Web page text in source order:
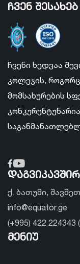
ჩვენ შესახებ
ჩვენი ხედვაა
კოლეჯის,
მომსახურების
ქ. ბათუმი,
info@equator.ge
(+995) 422 224343
მენიუ